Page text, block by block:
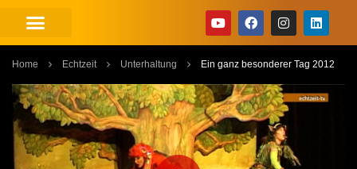
Home Echtzeit Unterhaltung Ein ganz besonderer Tag 2012